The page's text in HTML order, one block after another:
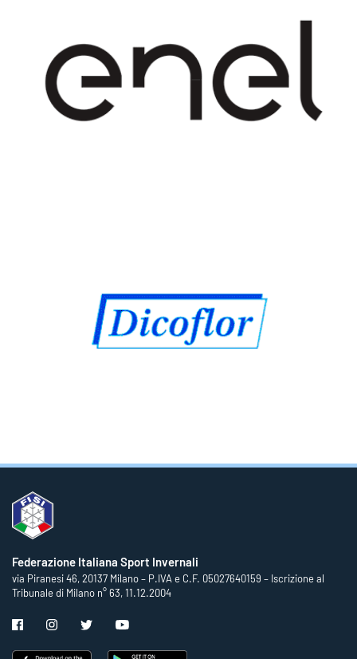
Federazione Italiana Sport Invernali
via Piranesi 46, 20137 Milano – P.IVA e C.F. 05027640159 – Iscrizione al
Tribunale di Milano n° 63, 11.12.2004